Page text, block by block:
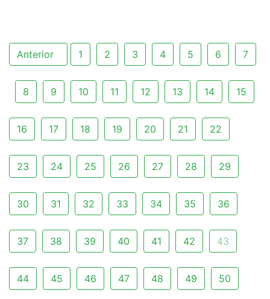
Anterior 1 2 3 4 5 6 7
8 9 10 11 12 13 14 15
16 17 18 19 20 21 22
23 24 25 26 27 28 29
30 31 32 33 34 35 36
37 38 39 40 41 42 43
44 45 46 47 48 49 50